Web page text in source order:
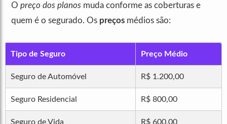
O preço dos planos muda conforme as coberturas e
quem é o segurado. Os preços médios são:
Tipo de Seguro Preço Médio
Seguro de Automóvel R$ 1.200,00
Seguro Residencial R$ 800,00
Seguro de Vida R$ 600,00